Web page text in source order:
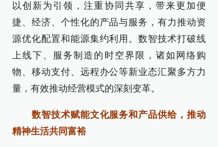
以创新为引领，注重协同共享，带来更加便
捷、经济、个性化的产品与服务，有力推动资
源优化配置和能源集约利用。数智技术打破线
上线下、服务制造的时空界限，诸如网络购
物、移动支付、远程办公等新业态汇聚多方力
量，有效推动经营模式的深刻变革。
数智技术赋能文化服务和产品供给，推动
精神生活共同富裕